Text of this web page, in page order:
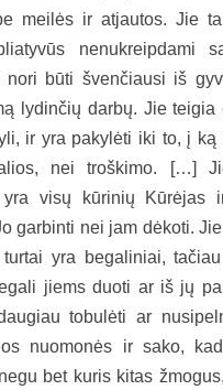
meilės ir atjautos. Jie
nenukreipdami
nori būti švenčiausi iš
lydinčių darbų. Jie teigia
ir yra pakylėti iki to, į ką
nei troškimo. […]
yra visų kūrinių Kūrėjas
garbinti nei jam dėkoti.
yra begaliniai,
jiems duoti ar iš jų
tobulėti ar
nuomonės ir sako,
bet kuris kitas